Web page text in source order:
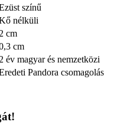
színű
nélküli
2 cm
cm
2 év magyar és nemzetközi
Pandora csomagolás